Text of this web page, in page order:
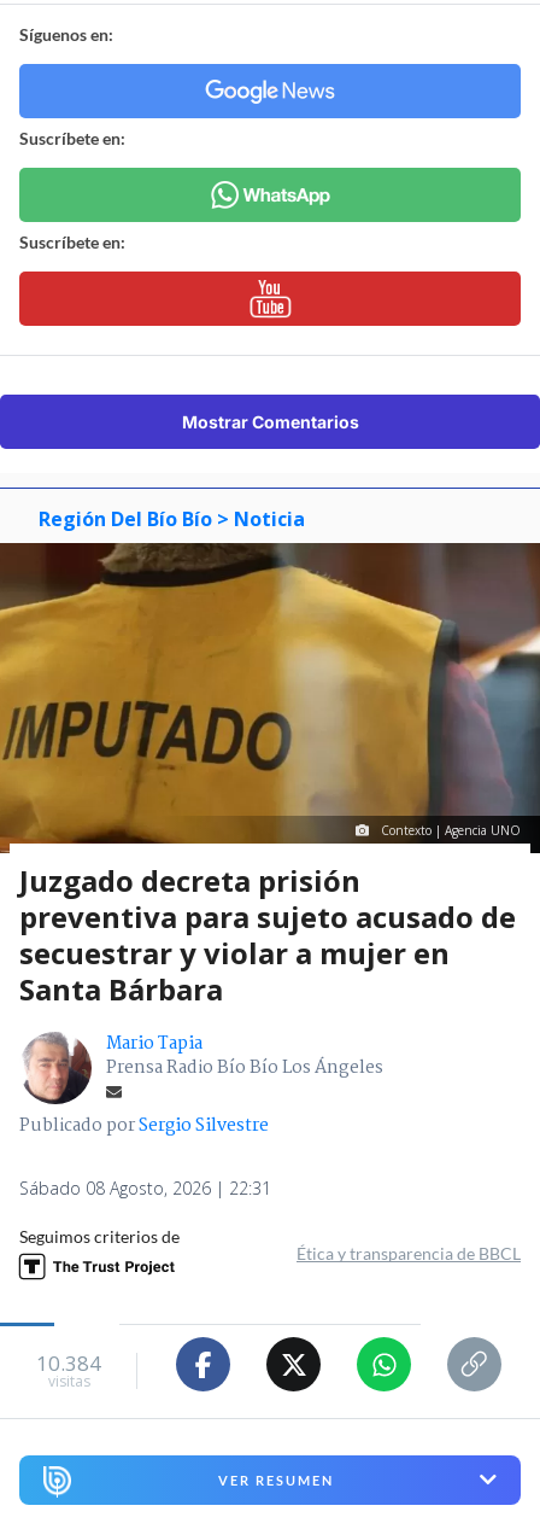
Síguenos en:
Suscríbete en:
Suscríbete en:
Mostrar Comentarios
Región Del Bío Bío > Noticia
Contexto | Agencia UNO
Juzgado decreta prisión
preventiva para sujeto acusado de
secuestrar y violar a mujer en
Santa Bárbara
Mario Tapia
Prensa Radio Bío Bío Los Ángeles
Publicado porSergio Silvestre
Sábado 08 Agosto, 2026 | 22:31
Seguimos criterios de
Ética y transparencia de BBCL
10.384
visitas
VER RESUMEN